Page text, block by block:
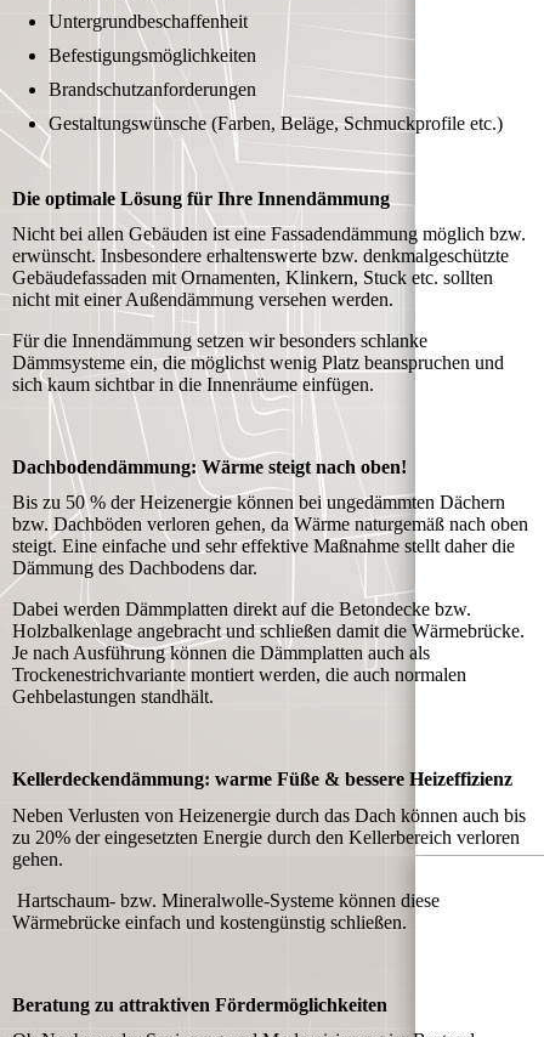
Untergrundbeschaffenheit
Befestigungsmöglichkeiten
Brandschutzanforderungen
Gestaltungswünsche (Farben, Beläge, Schmuckprofile etc.)
Die optimale Lösung für Ihre Innendämmung
Nicht bei allen Gebäuden ist eine Fassadendämmung möglich bzw.
erwünscht. Insbesondere erhaltenswerte bzw. denkmalgeschützte
Gebäudefassaden mit Ornamenten, Klinkern, Stuck etc. sollten
nicht mit einer Außendämmung versehen werden.
Für die Innendämmung setzen wir besonders schlanke
Dämmsysteme ein, die möglichst wenig Platz beanspruchen und
sich kaum sichtbar in die Innenräume einfügen.
Dachbodendämmung: Wärme steigt nach oben!
Bis zu 50 % der Heizenergie können bei ungedämmten Dächern
bzw. Dachböden verloren gehen, da Wärme naturgemäß nach oben
steigt. Eine einfache und sehr effektive Maßnahme stellt daher die
Dämmung des Dachbodens dar.
Dabei werden Dämmplatten direkt auf die Betondecke bzw.
Holzbalkenlage angebracht und schließen damit die Wärmebrücke.
Je nach Ausführung können die Dämmplatten auch als
Trockenestrichvariante montiert werden, die auch normalen
Gehbelastungen standhält.
Kellerdeckendämmung: warme Füße & bessere Heizeffizienz
Neben Verlusten von Heizenergie durch das Dach können auch bis
zu 20% der eingesetzten Energie durch den Kellerbereich verloren
gehen.
Hartschaum- bzw. Mineralwolle-Systeme können diese
Wärmebrücke einfach und kostengünstig schließen.
Beratung zu attraktiven Fördermöglichkeiten